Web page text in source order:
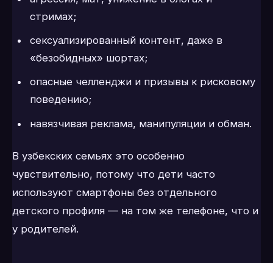
стримах;
сексуализированный контент, даже в
«безобидных» шортах;
опасные челленджи и призывы к рисковому
поведению;
навязчивая реклама, манипуляции и обман.
В узбекских семьях это особенно
чувствительно, потому что дети часто
используют смартфоны без отдельного
детского профиля — на том же телефоне, что и
у родителей.